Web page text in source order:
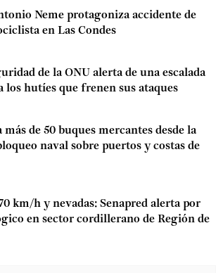
Neme protagoniza accidente de
en Las Condes
de la ONU alerta de una escalada
los hutíes que frenen sus ataques
de 50 buques mercantes desde la
naval sobre puertos y costas de
km/h y nevadas: Senapred alerta por
en sector cordillerano de Región de